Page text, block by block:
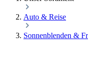
Auto & Reise
Sonnenblenden &